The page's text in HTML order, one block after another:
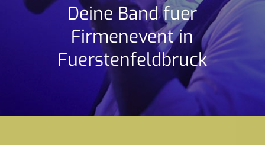
Deine Band fuer
Firmenevent in
Fuerstenfeldbruck